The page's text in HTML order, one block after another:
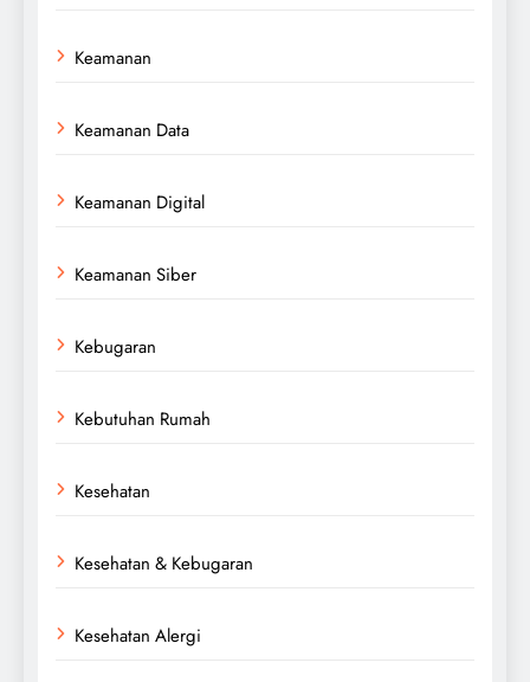
Keamanan
Keamanan Data
Keamanan Digital
Keamanan Siber
Kebugaran
Kebutuhan Rumah
Kesehatan
Kesehatan & Kebugaran
Kesehatan Alergi